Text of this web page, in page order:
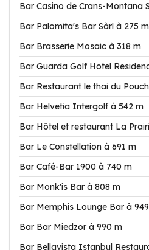
Bar Casino de Crans-Montana
Bar Palomita's Bar Sàrl à 275 m
Bar Brasserie Mosaic à 318 m
Bar Guarda Golf Hotel
Bar Restaurant le thai du
Bar Helvetia Intergolf à 542 m
Bar Hôtel et restaurant La
Bar Le Constellation à 691 m
Bar Café-Bar 1900 à 740 m
Bar Monk'is Bar à 808 m
Bar Memphis Lounge Bar à
Bar Bar Miedzor à 990 m
Bar Bellavista Istanbul